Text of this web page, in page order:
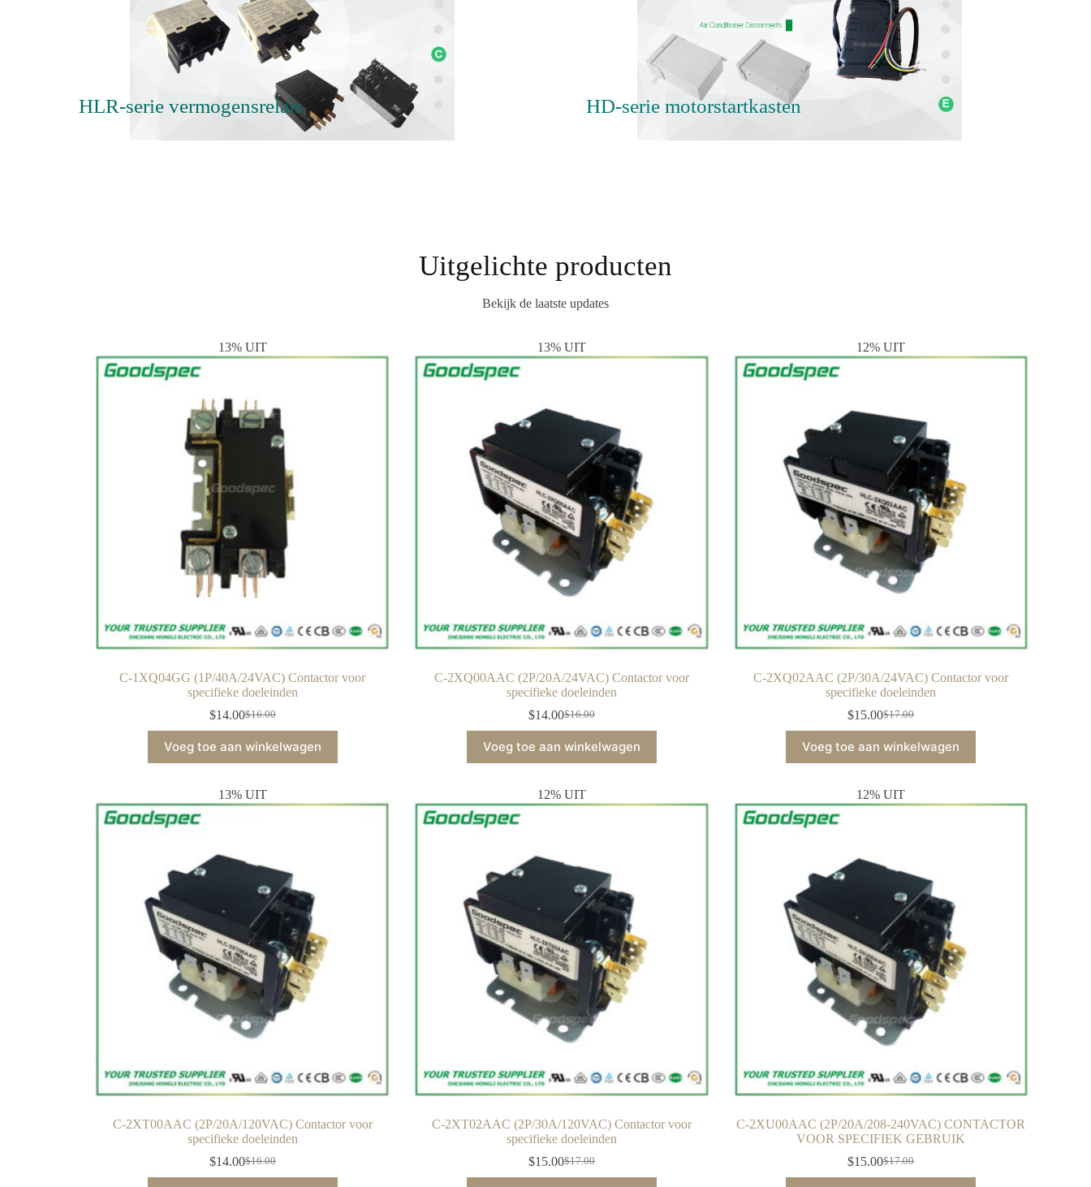
HLR-serie vermogensrelais HD-serie motorstartkasten
Uitgelichte producten
Bekijk de laatste updates
13% UIT
C-1XQ04GG (1P/40A/24VAC) Contactor voor
specifieke doeleinden
$16.00
$14.00
Voeg toe aan winkelwagen
13% UIT
C-2XQ00AAC (2P/20A/24VAC) Contactor voor
specifieke doeleinden
$16.00
$14.00
Voeg toe aan winkelwagen
12% UIT
C-2XQ02AAC (2P/30A/24VAC) Contactor voor
specifieke doeleinden
$17.00
$15.00
Voeg toe aan winkelwagen
13% UIT
C-2XT00AAC (2P/20A/120VAC) Contactor voor
specifieke doeleinden
$16.00
$14.00
12% UIT
C-2XT02AAC (2P/30A/120VAC) Contactor voor
specifieke doeleinden
$17.00
$15.00
12% UIT
C-2XU00AAC (2P/20A/208-240VAC) CONTACTOR
VOOR SPECIFIEK GEBRUIK
$17.00
$15.00